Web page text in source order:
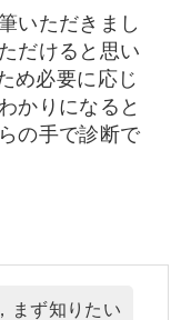
いただきまし
だけると思い
め必要に応じ
かりになると
の手で診断で
まず知りたい